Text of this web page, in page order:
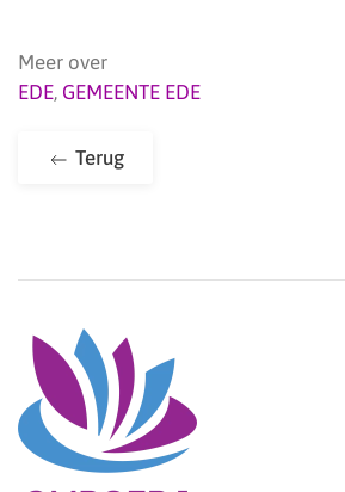
Meer over
EDE, GEMEENTE EDE
Terug